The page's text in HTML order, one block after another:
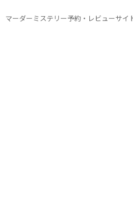
マーダーミステリー予約・レビューサイ